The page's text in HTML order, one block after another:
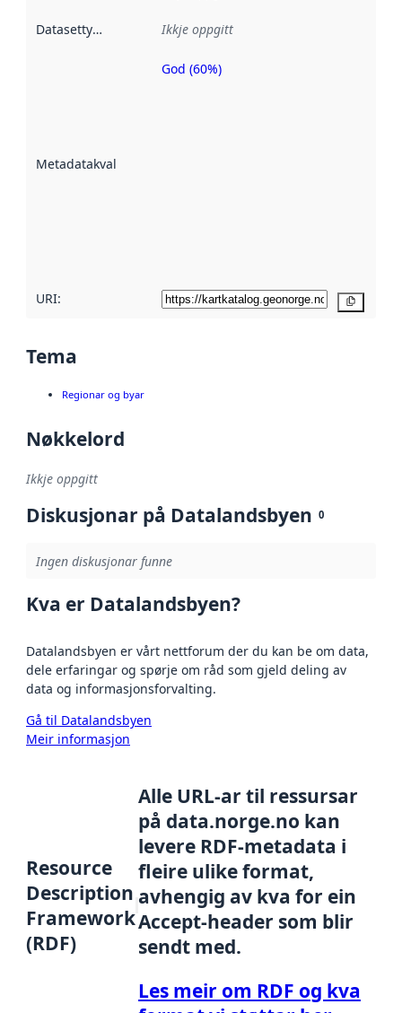
Datasettype Ikkje oppgitt
Metadatakvalitet
Metadatakvalitet
God (60%)
URI:
Tema
Regionar og byar
Nøkkelord
Ikkje oppgitt
Diskusjonar på Datalandsbyen 0
Ingen diskusjonar funne
Kva er Datalandsbyen?
Datalandsbyen er vårt nettforum der du kan be om data,
dele erfaringar og spørje om råd som gjeld deling av
data og informasjonsforvalting.
Gå til Datalandsbyen
Meir informasjon
Resource
Description
Framework
(RDF)
Alle URL-ar til ressursar
på data.norge.no kan
levere RDF-metadata i
fleire ulike format,
avhengig av kva for ein
Accept-header som blir
sendt med.
Les meir om RDF og kva